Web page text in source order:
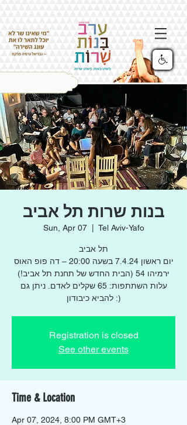
בנות שרות תל אביב
Sun, Apr 07
  |
Tel Aviv-Yafo
תל אביב
יום ראשון 7.4.24 בשעה 20:00 – דה פופ האוס
ירמיהו 54 (הבית החדש של תחנת תל אביב!)
עלות השתתפות: 65 שקלים לאדם. ניתן גם
להביא כיבודון :)
Registration is closed
See other events
Time & Location
Apr 07, 2024, 8:00 PM GMT+3